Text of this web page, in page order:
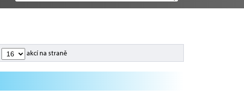
akcí na straně